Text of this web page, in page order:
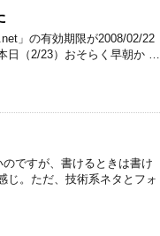
」の有効期限が2008/02/22
日（2/23）おそらく早朝か …
ですが、書けるときは書け
じ。ただ、技術系ネタとフォ